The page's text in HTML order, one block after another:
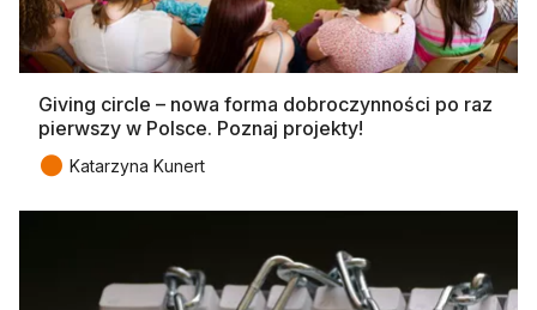
Giving circle – nowa forma dobroczynności po raz
pierwszy w Polsce. Poznaj projekty!
● Katarzyna Kunert